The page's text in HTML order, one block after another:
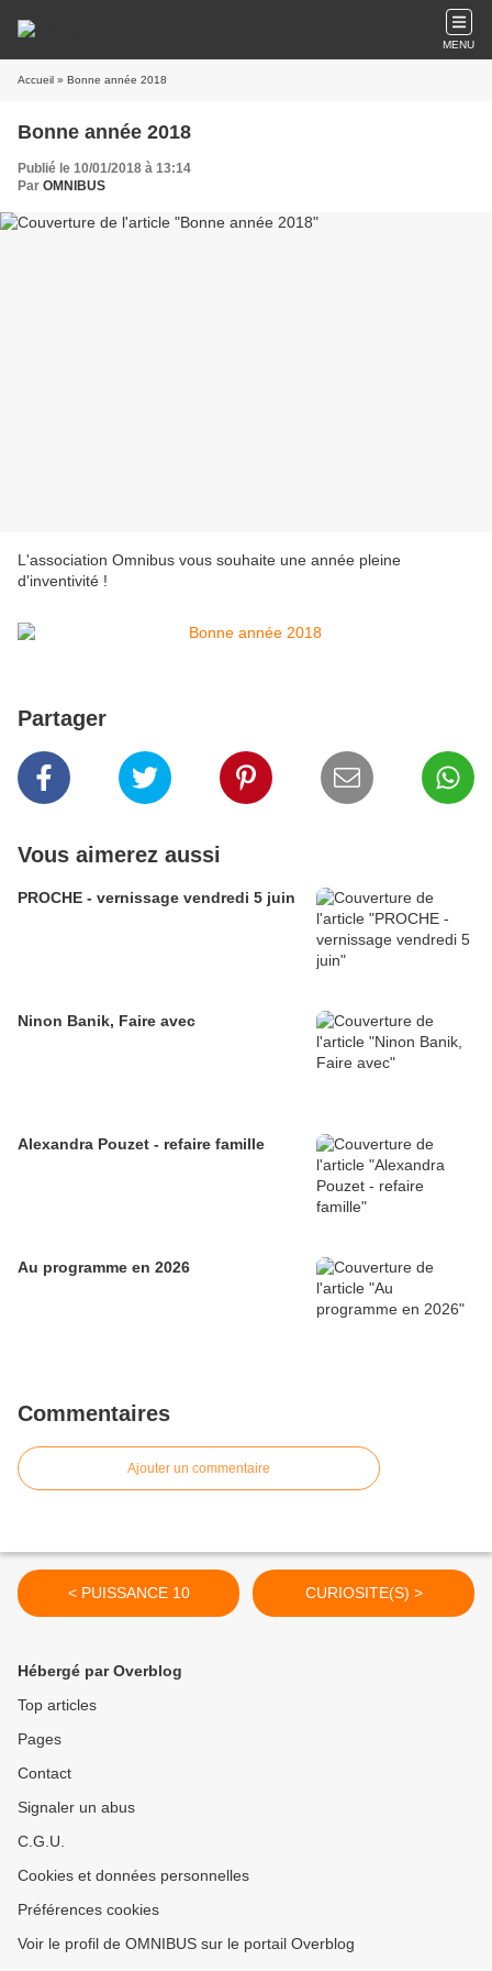
MENU
Accueil » Bonne année 2018
Bonne année 2018
Publié le 10/01/2018 à 13:14
Par OMNIBUS
L'association Omnibus vous souhaite une année pleine
d'inventivité !
Partager
Vous aimerez aussi
PROCHE - vernissage vendredi 5 juin
Ninon Banik, Faire avec
Alexandra Pouzet - refaire famille
Au programme en 2026
Commentaires
Ajouter un commentaire
< PUISSANCE 10 CURIOSITE(S) >
Hébergé par Overblog
Top articles
Pages
Contact
Signaler un abus
C.G.U.
Cookies et données personnelles
Préférences cookies
Voir le profil de OMNIBUS sur le portail Overblog